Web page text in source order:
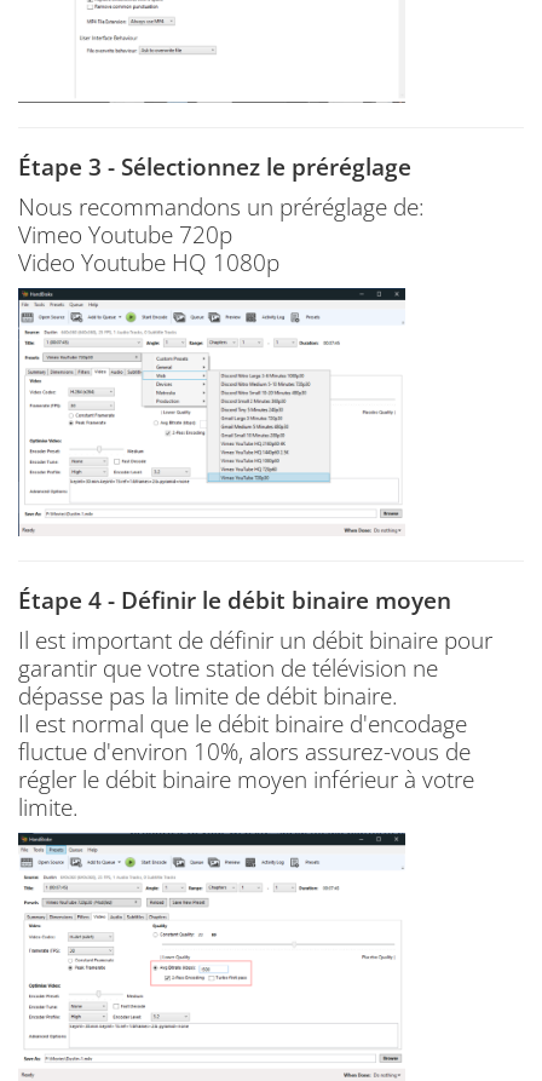
Étape 3 - Sélectionnez le préréglage
Nous recommandons un préréglage de:
Vimeo Youtube 720p
Video Youtube HQ 1080p
Étape 4 - Définir le débit binaire moyen
Il est important de définir un débit binaire pour
garantir que votre station de télévision ne
dépasse pas la limite de débit binaire.
Il est normal que le débit binaire d'encodage
fluctue d'environ 10%, alors assurez-vous de
régler le débit binaire moyen inférieur à votre
limite.